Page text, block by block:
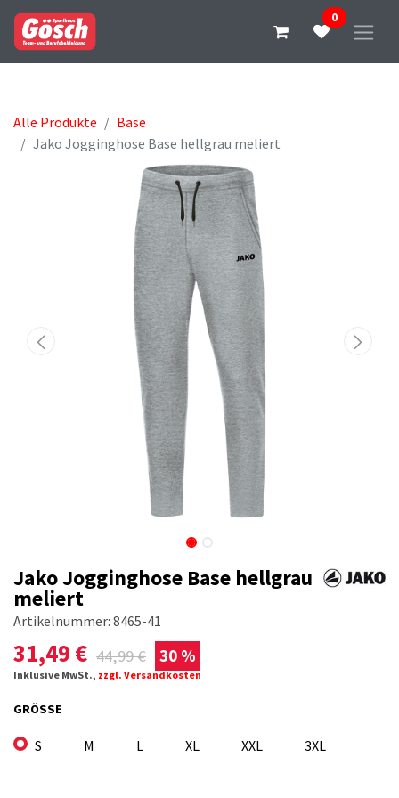
0
Alle Produkte
Base
Jako Jogginghose Base hellgrau meliert
Jako Jogginghose Base hellgrau
meliert
Artikelnummer: 8465-41
31,49 € 44,99€ 30 %
Inklusive MwSt., zzgl. Versandkosten
GRÖSSE
S M L XL XXL 3XL